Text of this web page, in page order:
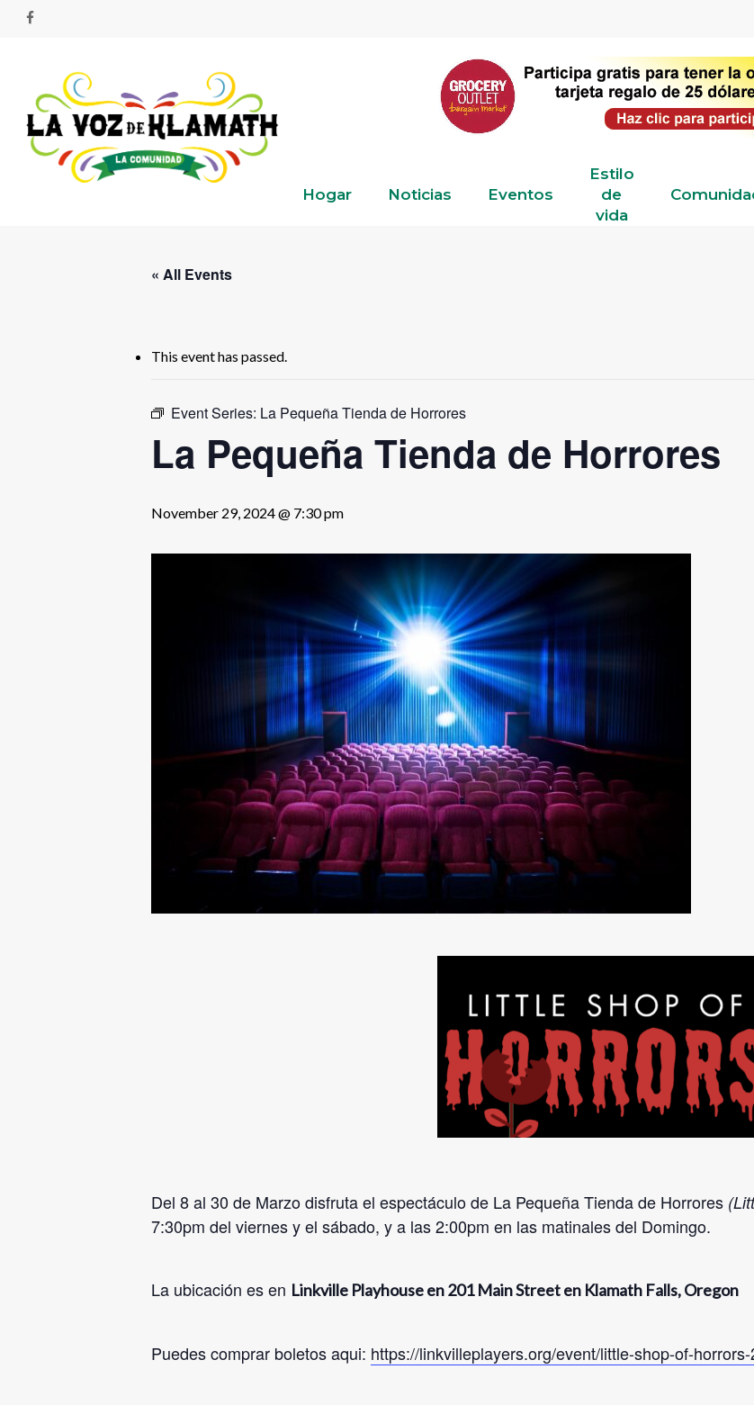
facebook
Hogar Noticias Eventos
Estilo
de
vida
« All Events
This event has passed.
Event Series: La Pequeña Tienda de Horrores
La Pequeña Tienda de Horrores
November 29, 2024 @ 7:30 pm
Del 8 al 30 de Marzo disfruta el espectáculo de La Pequeña Tienda de Horrores
7:30pm del viernes y el sábado, y a las 2:00pm en las matinales del Domingo.
La ubicación es en Linkville Playhouse en 201 Main Street en Klamath Falls, Oregon
Puedes comprar boletos aqui: https://linkvilleplayers.org/event/little-shop-of-